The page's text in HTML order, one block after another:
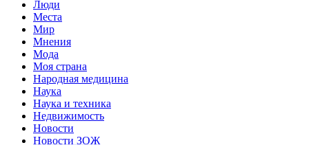
Люди
Места
Мир
Мнения
Мода
Моя страна
Народная медицина
Наука
Наука и техника
Недвижимость
Новости
Новости ЗОЖ